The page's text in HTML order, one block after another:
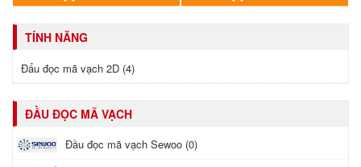
TÍNH NĂNG
Đẩu đọc mã vạch 2D (4)
ĐẦU ĐỌC MÃ VẠCH
Đầu đọc mã vạch Sewoo (0)